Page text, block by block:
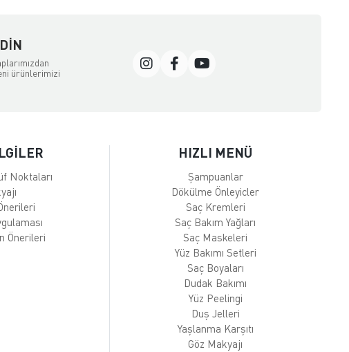
ürünlerimizi
Noktaları
Önerileri
HIZLI MENÜ
Şampuanlar
Dökülme Önleyicler
Saç Kremleri
Saç Bakım Yağları
Saç Maskeleri
Yüz Bakımı Setleri
Saç Boyaları
Dudak Bakımı
Yüz Peelingi
Duş Jelleri
Yaşlanma Karşıtı
Göz Makyajı